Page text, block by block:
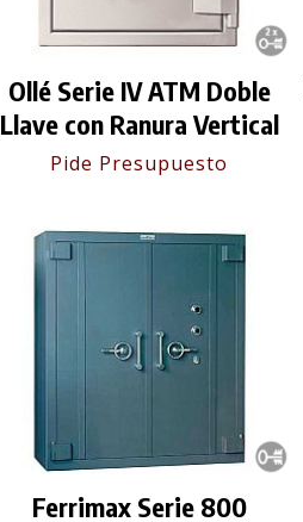
Ollé Serie IV ATM Doble
Llave con Ranura Vertical
Pide Presupuesto
Ferrimax Serie 800